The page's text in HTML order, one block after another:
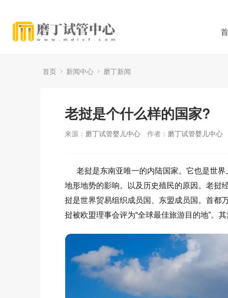
首页 新闻中心 磨丁新闻
老挝是个什么样的国家?
来源： 磨丁试管婴儿中心 作者： 磨丁试管婴儿中心
老挝是东南亚唯一的内陆国家。它也是世界
地形地势的影响。以及历史殖民的原因。老挝
挝是世界贸易组织成员国、东盟成员国。首都
挝被欧盟理事会评为“全球最佳旅游目的地”。